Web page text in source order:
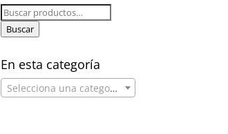
Buscar
por:
Buscar
En esta categoría
Selecciona una categoría